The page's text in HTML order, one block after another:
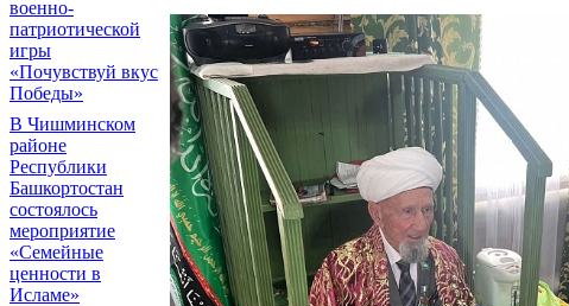
военно-
патриотической
игры
«Почувствуй вкус
Победы»
В Чишминском
районе
Республики
Башкортостан
состоялось
мероприятие
«Семейные
ценности в
Исламе»